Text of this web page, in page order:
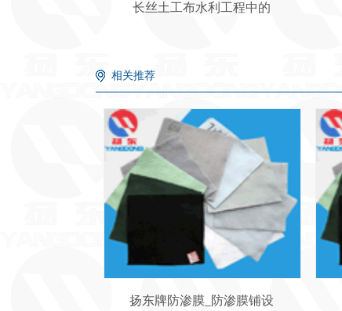
长丝土工布水利工程中的
相关推荐
扬东牌防渗膜_防渗膜铺设